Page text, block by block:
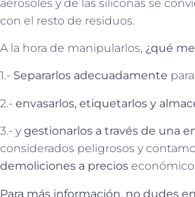
aerosoles y de las siliconas se
con el resto de residuos.
A la hora de manipularlos, ¿qué
1.- Separarlos adecuadamente
2.- envasarlos, etiquetarlos y
3.- y gestionarlos a través de una
considerados peligrosos y
demoliciones a precios
Para más información, no dudes